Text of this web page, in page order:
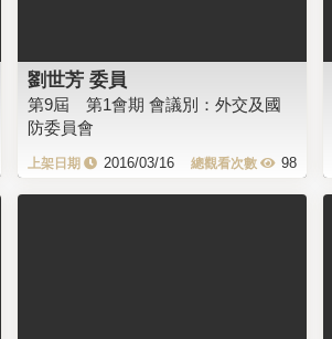
劉世芳 委員
第9屆 第1會期 會議別：外交及國
防委員會
2016/03/16 98